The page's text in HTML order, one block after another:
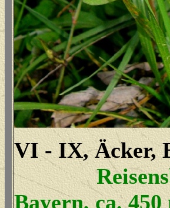
VI - IX, Äcker,
Bayern, ca.